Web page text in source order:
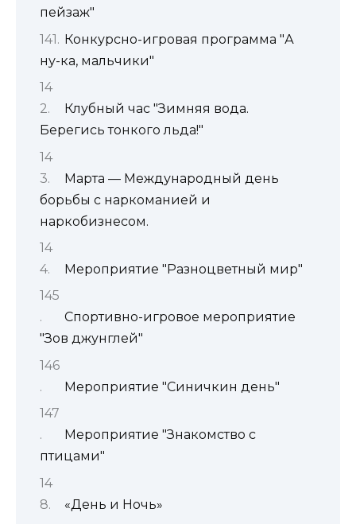
пейзаж"
Конкурсно-игровая программа "А
ну-ка, мальчики"
Клубный час "Зимняя вода.
Берегись тонкого льда!"
Марта — Международный день
борьбы с наркоманией и
наркобизнесом.
Мероприятие "Разноцветный мир"
Спортивно-игровое мероприятие
"Зов джунглей"
Мероприятие "Синичкин день"
Мероприятие "Знакомство с
птицами"
«День и Ночь»